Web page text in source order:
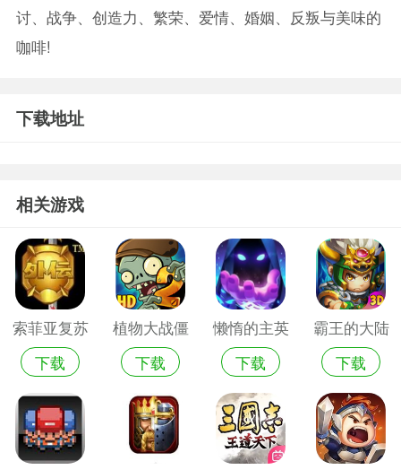
讨、战争、创造力、繁荣、爱情、婚姻、反叛与美味的
咖啡!
下载地址
相关游戏
索菲亚复苏
手机版
下载
植物大战僵
尸2戴夫的
逃亡
下载
懒惰的主英
雄之路手机
游戏
下载
霸王的大陆
2完整中文
版安卓
下载